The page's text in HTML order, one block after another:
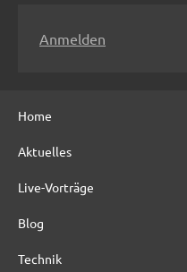
Anmelden
Home
Aktuelles
Live-Vorträge
Blog
Technik